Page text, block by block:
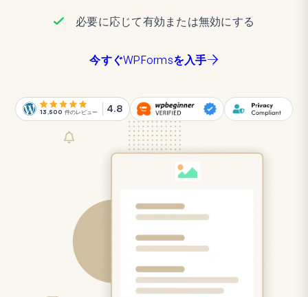
必要に応じて有効または無効にする
今すぐWPFormsを入手
13,500 件のレビュー 4.8